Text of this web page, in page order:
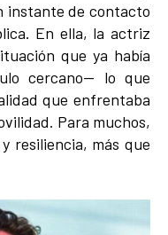
instante de contacto
En ella, la actriz
que ya había
cercano— lo que
que enfrentaba
Para muchos,
resiliencia, más que